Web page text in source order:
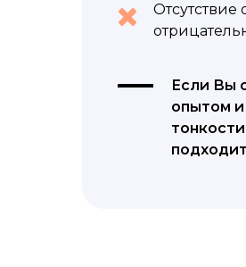
Отсутствие
Если Вы
опытом
подходит